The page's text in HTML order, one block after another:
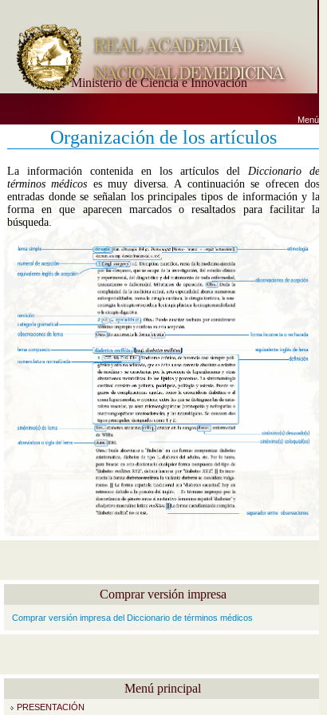
Ministerio de Ciencia e Innovación
Menú
Organización de los artículos
La información contenida en los artículos del Diccionario de
términos médicos es muy diversa. A continuación se ofrecen dos
entradas donde se señalan los principales tipos de información y la
forma en que aparecen marcados o resaltados para facilitar la
búsqueda.
Comprar versión impresa
Comprar versión impresa del Diccionario de términos médicos
Menú principal
PRESENTACIÓN